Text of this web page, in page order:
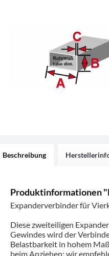
Beschreibung
Produktinformationen
Expanderverbinder für
Diese zweiteiligen
Gewindes wird der
Belastbarkeit in hohem
beim Anziehen; wir